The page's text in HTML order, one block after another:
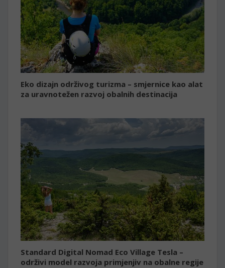
Eko dizajn održivog turizma – smjernice kao alat
za uravnotežen razvoj obalnih destinacija
Standard Digital Nomad Eco Village Tesla –
održivi model razvoja primjenjiv na obalne regije